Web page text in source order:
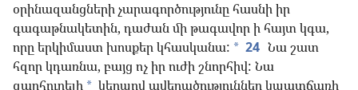
օրինազանցների չարագործությունը հասնի իր
գագաթնակետին, դաժան մի թագավոր ի հայտ կգա,
որը երկիմաստ խոսքեր կհասկանա: * 24 Նա շատ
հզոր կդառնա, բայց ոչ իր ուժի շնորհիվ: Նա
զարհուրելի
կերպով ավերածություններ կպատճառի